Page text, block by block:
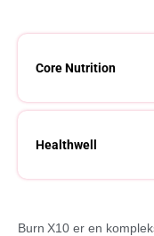
Core Nutrition
Healthwell
Burn X10 er en